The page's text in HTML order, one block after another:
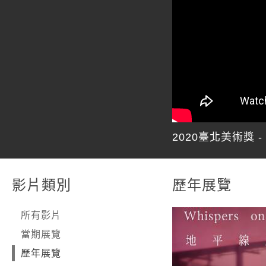
2020臺北美術獎 -
影片類別
所有影片
當期展覽
歷年展覽
歷年展覽